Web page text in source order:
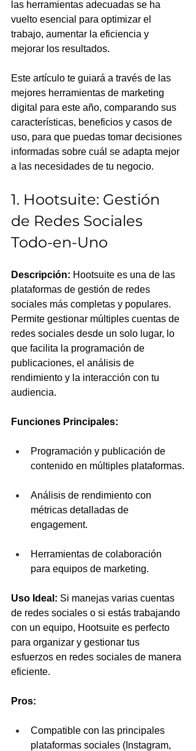
las herramientas adecuadas se ha
vuelto esencial para optimizar el
trabajo, aumentar la eficiencia y
mejorar los resultados.
Este artículo te guiará a través de las
mejores herramientas de marketing
digital para este año, comparando sus
características, beneficios y casos de
uso, para que puedas tomar decisiones
informadas sobre cuál se adapta mejor
a las necesidades de tu negocio.
1. Hootsuite: Gestión
de Redes Sociales
Todo-en-Uno
Descripción: Hootsuite es una de las
plataformas de gestión de redes
sociales más completas y populares.
Permite gestionar múltiples cuentas de
redes sociales desde un solo lugar, lo
que facilita la programación de
publicaciones, el análisis de
rendimiento y la interacción con tu
audiencia.
Funciones Principales:
Programación y publicación de
contenido en múltiples plataformas.
Análisis de rendimiento con
métricas detalladas de
engagement.
Herramientas de colaboración
para equipos de marketing.
Uso Ideal: Si manejas varias cuentas
de redes sociales o si estás trabajando
con un equipo, Hootsuite es perfecto
para organizar y gestionar tus
esfuerzos en redes sociales de manera
eficiente.
Pros:
Compatible con las principales
plataformas sociales (Instagram,